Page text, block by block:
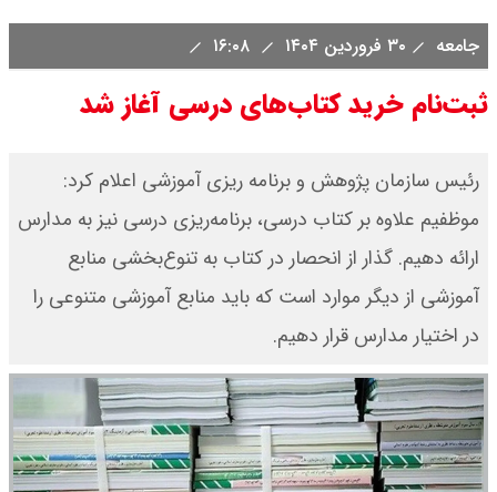
تاریخی
قیمت طلا و سکه امروز دوشنبه ۱۹
+ جدول
قیمت خودروهای سایپا امروز دوشنبه
۱۹ مرداد ۱۴۰۵ / قیمت چانگان چند؟ +
قیمت خودرو‌های ایران خودرو امروز
دوشنبه ۱۹ مرداد ۱۴۰۵ / قیمت پژو
جامعه ۳۰ فروردین ۱۴۰۴
ثبت‌نام خرید کتاب‌های درسی آغاز شد
رئیس سازمان پژوهش و برنامه ریزی آموزشی اعلام کرد:
موظفیم علاوه بر کتاب درسی، برنامه‌ریزی درسی نیز به مدارس
ارائه دهیم. گذار از انحصار در کتاب به تنوع‌بخشی منابع
آموزشی از دیگر موارد است که باید منابع آموزشی متنوعی را
در اختیار مدارس قرار دهیم.